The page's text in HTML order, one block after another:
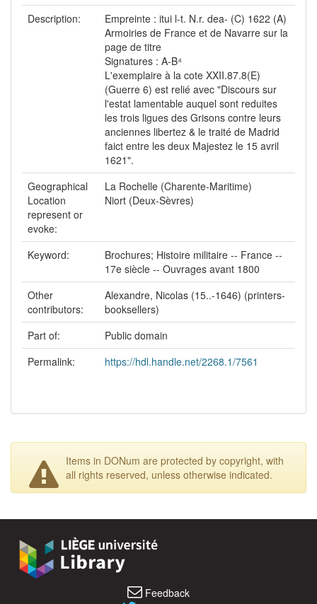
Description:
Empreinte : itui l-t. N.r. dea- (C) 1622 (A)
Armoiries de France et de Navarre sur la
page de titre
Signatures : A-B⁴
L'exemplaire à la cote XXII.87.8(E)
(Guerre 6) est relié avec "Discours sur
l'estat lamentable auquel sont reduites
les trois ligues des Grisons contre leurs
anciennes libertez & le traité de Madrid
faict entre les deux Majestez le 15 avril
1621".
Geographical
Location
represent or
evoke:
La Rochelle (Charente-Maritime)
Niort (Deux-Sèvres)
Keyword:
Brochures; Histoire militaire -- France --
17e siècle -- Ouvrages avant 1800
Other
contributors:
Alexandre, Nicolas (15..-1646) (printers-
booksellers)
Part of:
Public domain
Permalink:
https://hdl.handle.net/2268.1/7561
Items in DONum are protected by copyright, with
all rights reserved, unless otherwise indicated.
Feedback